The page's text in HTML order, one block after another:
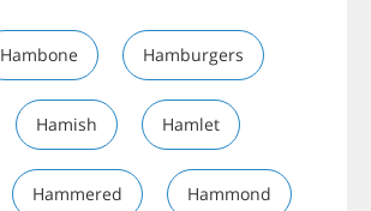
Hambone Hamburgers
Hamish Hamlet
Hammered Hammond